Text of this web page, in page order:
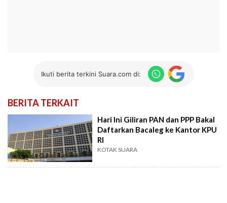
Ikuti berita terkini Suara.com di:
BERITA TERKAIT
Hari Ini Giliran PAN dan PPP Bakal
Daftarkan Bacaleg ke Kantor KPU
RI
KOTAK SUARA